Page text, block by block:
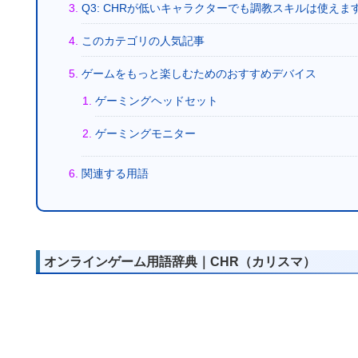
Q3: CHRが低いキャラクターでも調教スキルは使えま
このカテゴリの人気記事
ゲームをもっと楽しむためのおすすめデバイス
ゲーミングヘッドセット
ゲーミングモニター
関連する用語
オンラインゲーム用語辞典｜CHR（カリスマ）